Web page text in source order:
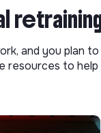
and you plan
resources to